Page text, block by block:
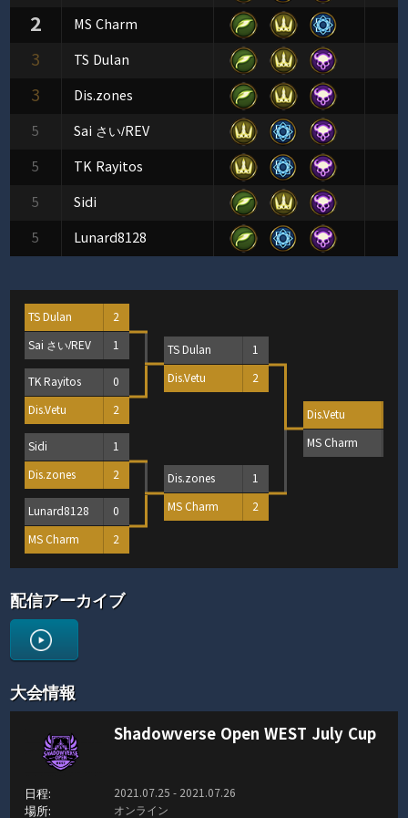
2 MS Charm
3 TS Dulan
3 Dis.zones
5 Sai さい/REV
5 TK Rayitos
5 Sidi
5 Lunard8128
TS Dulan 2
Sai さい/REV 1
TK Rayitos 0
Dis.Vetu 2
Sidi 1
Dis.zones 2
Lunard8128 0
MS Charm 2
TS Dulan 1
Dis.Vetu 2
Dis.zones 1
MS Charm 2
Dis.Vetu
MS Charm
配信アーカイブ
大会情報
Shadowverse Open WEST July Cup
2021.07.25 - 2021.07.26
オンライン